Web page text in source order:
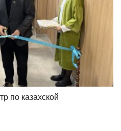
по казахской